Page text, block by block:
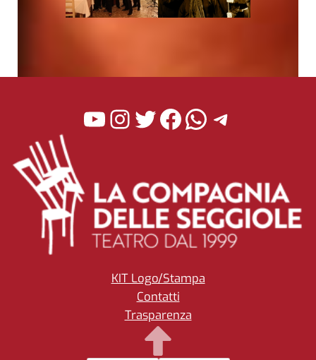
YouTube
Instagram
Twitter
Facebook
WhatsApp
KIT Logo/Stampa
Contatti
Trasparenza